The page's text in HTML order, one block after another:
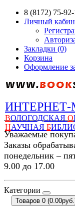
8 (8172) 75-
Личный
Закладки (0)
Корзина
Оформление
ВОЛОГОДСКАЯ О
НАУЧНАЯ Б
Уважаемые
Заказы
понедельник –
9.00 до 17.00
Категории
Товаров 0